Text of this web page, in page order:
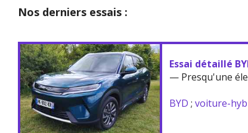
Nos derniers essais :
Essai détaillé
— Presqu'une
BYD ;voiture-